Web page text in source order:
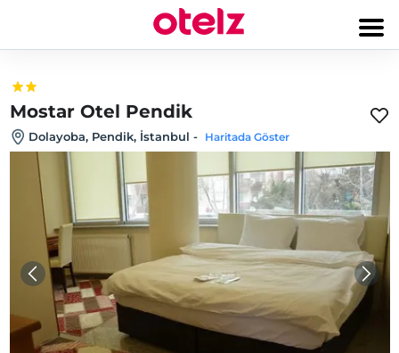
Mostar Otel Pendik
Dolayoba, Pendik, İstanbul - Haritada Göster